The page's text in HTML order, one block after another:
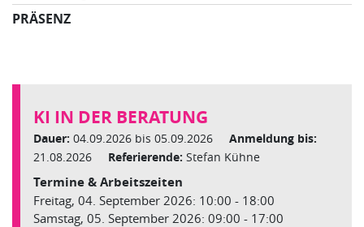
PRÄSENZ
KI IN DER BERATUNG
Dauer: 04.09.2026 bis 05.09.2026 Anmeldung bis:
21.08.2026 Referierende: Stefan Kühne
Termine & Arbeitszeiten
Freitag, 04. September 2026: 10:00 - 18:00
Samstag, 05. September 2026: 09:00 - 17:00